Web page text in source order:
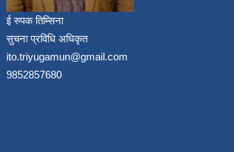
ई रुपक तिम्सिना
सुचना प्रविधि अधिकृत
ito.triyugamun@gmail.com
9852857680